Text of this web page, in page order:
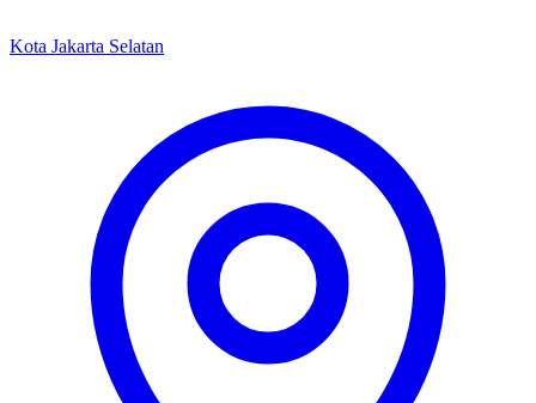
Kota Jakarta Selatan